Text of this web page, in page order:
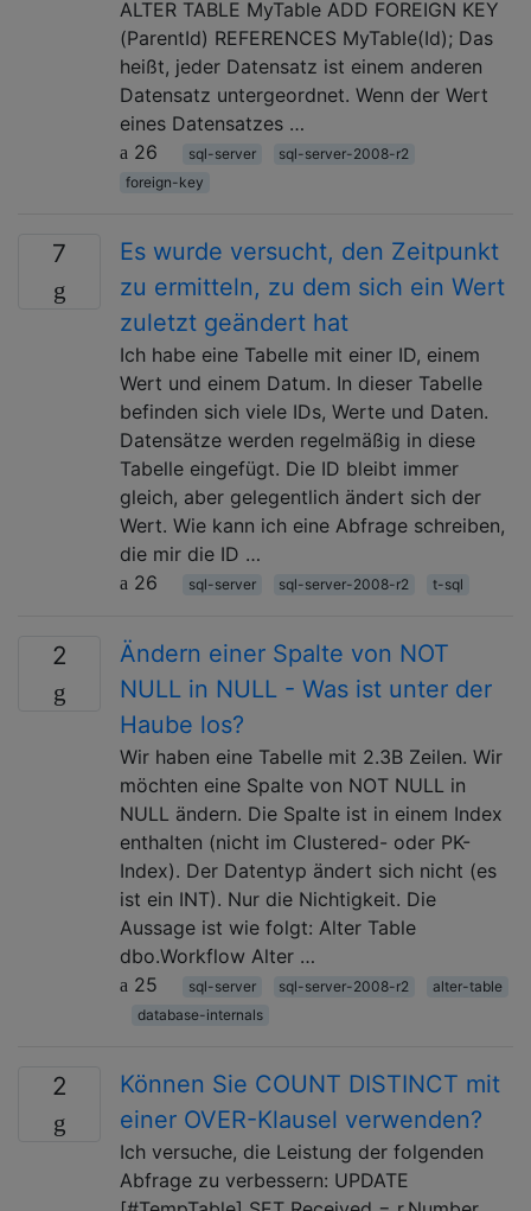
ALTER TABLE MyTable ADD FOREIGN KEY
(ParentId) REFERENCES MyTable(Id); Das
heißt, jeder Datensatz ist einem anderen
Datensatz untergeordnet. Wenn der Wert
eines Datensatzes …
26
sql-server
sql-server-2008-r2
foreign-key
7
Es wurde versucht, den Zeitpunkt
zu ermitteln, zu dem sich ein Wert
zuletzt geändert hat
Ich habe eine Tabelle mit einer ID, einem
Wert und einem Datum. In dieser Tabelle
befinden sich viele IDs, Werte und Daten.
Datensätze werden regelmäßig in diese
Tabelle eingefügt. Die ID bleibt immer
gleich, aber gelegentlich ändert sich der
Wert. Wie kann ich eine Abfrage schreiben,
die mir die ID …
26
sql-server sql-server-2008-r2 t-sql
2
Ändern einer Spalte von NOT
NULL in NULL - Was ist unter der
Haube los?
Wir haben eine Tabelle mit 2.3B Zeilen. Wir
möchten eine Spalte von NOT NULL in
NULL ändern. Die Spalte ist in einem Index
enthalten (nicht im Clustered- oder PK-
Index). Der Datentyp ändert sich nicht (es
ist ein INT). Nur die Nichtigkeit. Die
Aussage ist wie folgt: Alter Table
dbo.Workflow Alter …
25
sql-server sql-server-2008-r2
alter-table
database-internals
2
Können Sie COUNT DISTINCT mit
einer OVER-Klausel verwenden?
Ich versuche, die Leistung der folgenden
Abfrage zu verbessern: UPDATE